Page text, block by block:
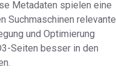
Metadaten spielen eine
Suchmaschinen relevante
und Optimierung
Seiten besser in den